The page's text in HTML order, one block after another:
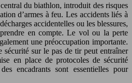
du biathlon, introduit des risques
d’armes à feu. Les accidents liés à
accidentelles ou les blessures,
en compte. Le vol ou la perte
une préoccupation importante.
sécurité sur le pas de tir peut entraîner
en place de protocoles de sécurité
encadrants sont essentielles pour